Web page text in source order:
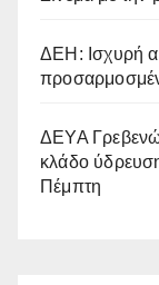
ΔΕΗ: Ισχυρή
ΔΕΥΑ
κλάδο
Πέμπτη